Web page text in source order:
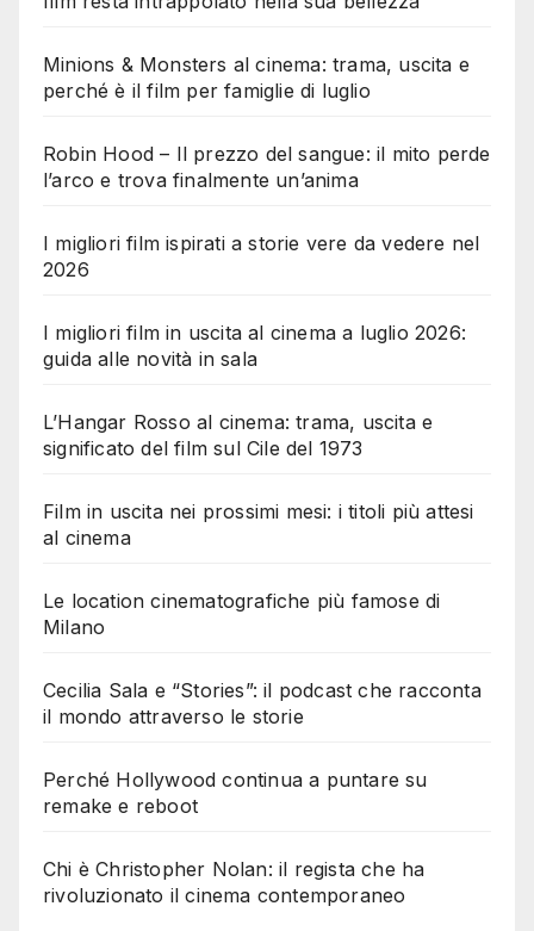
Minions & Monsters al cinema: trama, uscita e
perché è il film per famiglie di luglio
Robin Hood – Il prezzo del sangue: il mito perde
l’arco e trova finalmente un’anima
I migliori film ispirati a storie vere da vedere nel
2026
I migliori film in uscita al cinema a luglio 2026:
guida alle novità in sala
L’Hangar Rosso al cinema: trama, uscita e
significato del film sul Cile del 1973
Film in uscita nei prossimi mesi: i titoli più attesi
al cinema
Le location cinematografiche più famose di
Milano
Cecilia Sala e “Stories”: il podcast che racconta
il mondo attraverso le storie
Perché Hollywood continua a puntare su
remake e reboot
Chi è Christopher Nolan: il regista che ha
rivoluzionato il cinema contemporaneo